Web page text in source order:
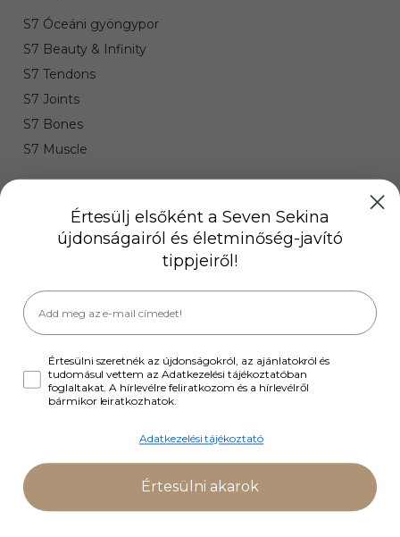
S7 Óceáni gyöngypor
S7 Beauty & Infinity
S7 Tendons
S7 Joints
S7 Bones
S7 Muscle
Szállítási információk
Gyakran ismételt kérdések
ÁSZF
Partnereink
Hírlevél
Copyright © Sevensekina 2024.
Adatkezelés
Értesülj elsőként a Seven Sekina
újdonságairól és életminőség-javító
tippjeiről!
Értesülni szeretnék az újdonságokról, az ajánlatokról és
tudomásul vettem az Adatkezelési tájékoztatóban
foglaltakat. A hírlevélre feliratkozom és a hírlevélről
bármikor leiratkozhatok.
Adatkezelési tájékoztató
Értesülni akarok